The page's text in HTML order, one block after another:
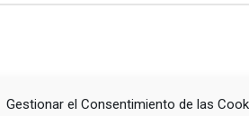
Gestionar el Consentimiento de las